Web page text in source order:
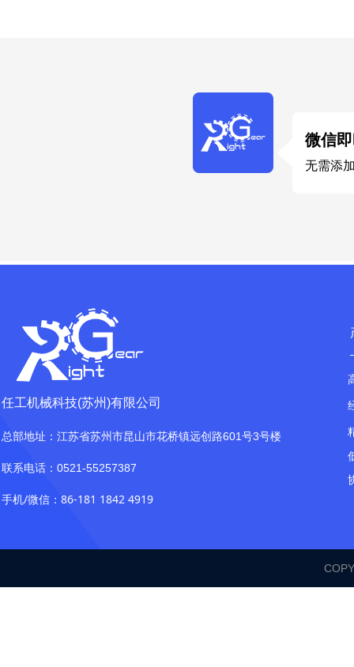
微信
无需添
任工机械科技(苏州)有限公司
总部地址：江苏省苏州市昆山市花桥镇远创路601号3号楼
联系电话：0521-55257387
手机/微信：86-181 1842 4919